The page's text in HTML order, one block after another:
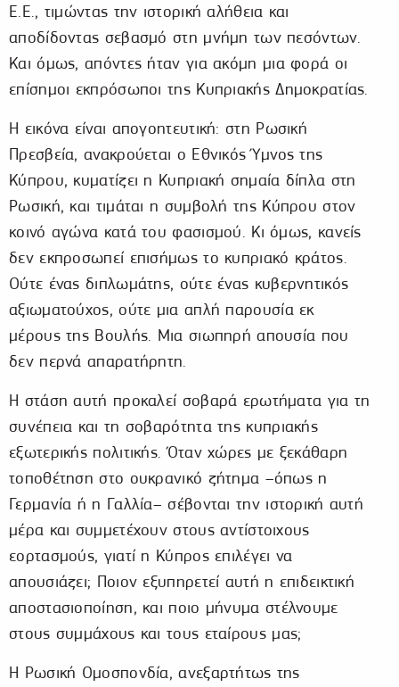
Ε.Ε., τιμώντας την ιστορική αλήθεια και
αποδίδοντας σεβασμό στη μνήμη των πεσόντων.
Και όμως, απόντες ήταν για ακόμη μια φορά οι
επίσημοι εκπρόσωποι της Κυπριακής Δημοκρατίας.
Η εικόνα είναι απογοητευτική: στη Ρωσική
Πρεσβεία, ανακρούεται ο Εθνικός Ύμνος της
Κύπρου, κυματίζει η Κυπριακή σημαία δίπλα στη
Ρωσική, και τιμάται η συμβολή της Κύπρου στον
κοινό αγώνα κατά του φασισμού. Κι όμως, κανείς
δεν εκπροσωπεί επισήμως το κυπριακό κράτος.
Ούτε ένας διπλωμάτης, ούτε ένας κυβερνητικός
αξιωματούχος, ούτε μια απλή παρουσία εκ
μέρους της Βουλής. Μια σιωπηρή απουσία που
δεν περνά απαρατήρητη.
Η στάση αυτή προκαλεί σοβαρά ερωτήματα για τη
συνέπεια και τη σοβαρότητα της κυπριακής
εξωτερικής πολιτικής. Όταν χώρες με ξεκάθαρη
τοποθέτηση στο ουκρανικό ζήτημα –όπως η
Γερμανία ή η Γαλλία– σέβονται την ιστορική αυτή
μέρα και συμμετέχουν στους αντίστοιχους
εορτασμούς, γιατί η Κύπρος επιλέγει να
απουσιάζει; Ποιον εξυπηρετεί αυτή η επιδεικτική
αποστασιοποίηση, και ποιο μήνυμα στέλνουμε
στους συμμάχους και τους εταίρους μας;
Η Ρωσική Ομοσπονδία, ανεξαρτήτως της